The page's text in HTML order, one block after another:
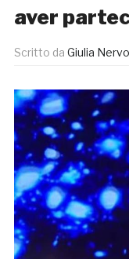
aver
Scritto da Giulia Nervo